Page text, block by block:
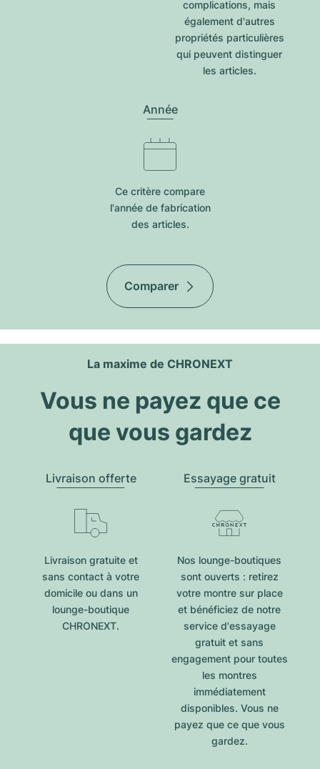
complications, mais
également d'autres
propriétés particulières
qui peuvent distinguer
les articles.
Année
Ce critère compare
l'année de fabrication
des articles.
Comparer
La maxime de CHRONEXT
Vous ne payez que ce
que vous gardez
Livraison offerte
Livraison gratuite et
sans contact à votre
domicile ou dans un
lounge-boutique
CHRONEXT.
Essayage gratuit
Nos lounge-boutiques
sont ouverts : retirez
votre montre sur place
et bénéficiez de notre
service d'essayage
gratuit et sans
engagement pour toutes
les montres
immédiatement
disponibles. Vous ne
payez que ce que vous
gardez.